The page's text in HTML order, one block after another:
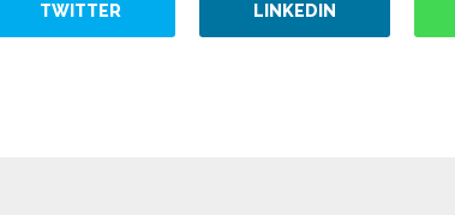
TWITTER LINKEDIN